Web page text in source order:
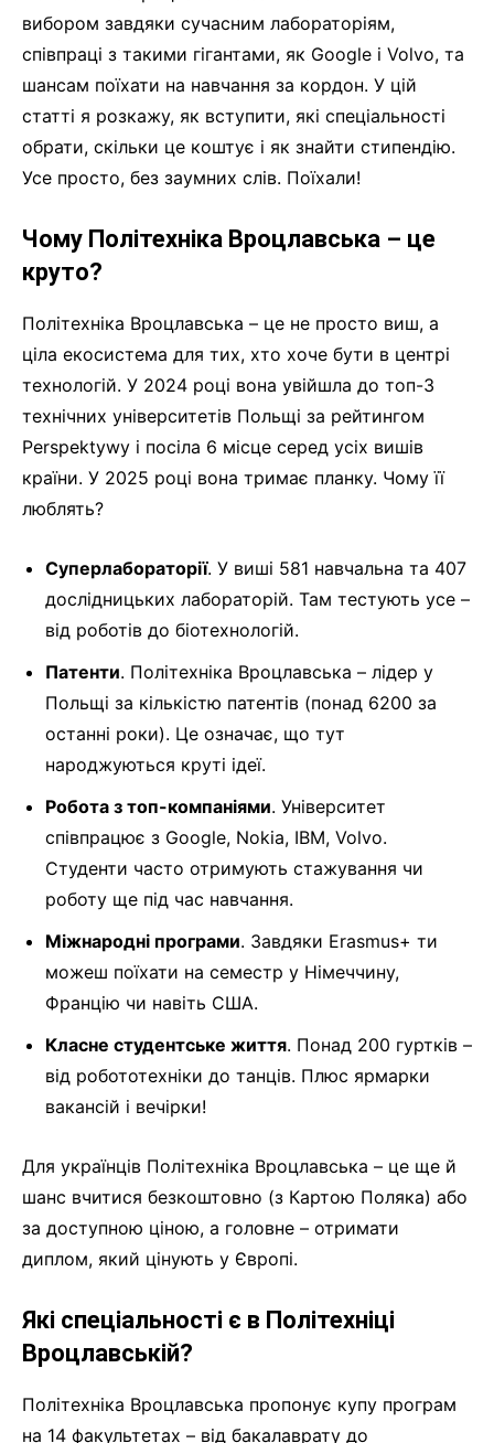
вибором завдяки сучасним лабораторіям,
співпраці з такими гігантами, як Google і Volvo, та
шансам поїхати на навчання за кордон. У цій
статті я розкажу, як вступити, які спеціальності
обрати, скільки це коштує і як знайти стипендію.
Усе просто, без заумних слів. Поїхали!
Чому Політехніка Вроцлавська – це
круто?
Політехніка Вроцлавська – це не просто виш, а
ціла екосистема для тих, хто хоче бути в центрі
технологій. У 2024 році вона увійшла до топ-3
технічних університетів Польщі за рейтингом
Perspektywy і посіла 6 місце серед усіх вишів
країни. У 2025 році вона тримає планку. Чому її
люблять?
Суперлабораторії. У виші 581 навчальна та 407
дослідницьких лабораторій. Там тестують усе –
від роботів до біотехнологій.
Патенти. Політехніка Вроцлавська – лідер у
Польщі за кількістю патентів (понад 6200 за
останні роки). Це означає, що тут
народжуються круті ідеї.
Робота з топ-компаніями. Університет
співпрацює з Google, Nokia, IBM, Volvo.
Студенти часто отримують стажування чи
роботу ще під час навчання.
Міжнародні програми. Завдяки Erasmus+ ти
можеш поїхати на семестр у Німеччину,
Францію чи навіть США.
Класне студентське життя. Понад 200 гуртків –
від робототехніки до танців. Плюс ярмарки
вакансій і вечірки!
Для українців Політехніка Вроцлавська – це ще й
шанс вчитися безкоштовно (з Картою Поляка) або
за доступною ціною, а головне – отримати
диплом, який цінують у Європі.
Які спеціальності є в Політехніці
Вроцлавській?
Політехніка Вроцлавська пропонує купу програм
на 14 факультетах – від бакалаврату до